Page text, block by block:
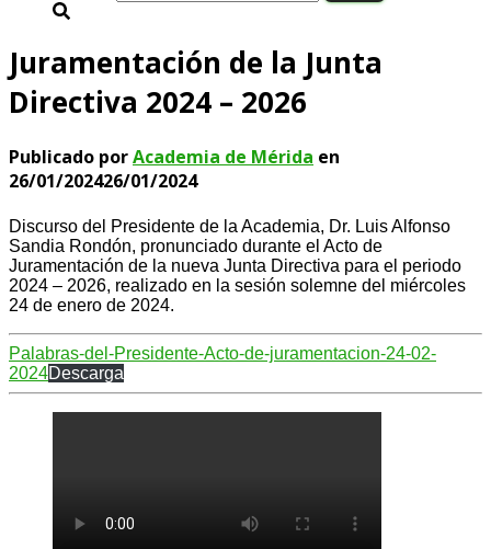
Juramentación de la Junta
Directiva 2024 – 2026
Publicado porAcademia de Mérida en
26/01/202426/01/2024
Discurso del Presidente de la Academia, Dr. Luis Alfonso
Sandia Rondón, pronunciado durante el Acto de
Juramentación de la nueva Junta Directiva para el periodo
2024 – 2026, realizado en la sesión solemne del miércoles
24 de enero de 2024.
Palabras-del-Presidente-Acto-de-juramentacion-24-02-
2024Descarga